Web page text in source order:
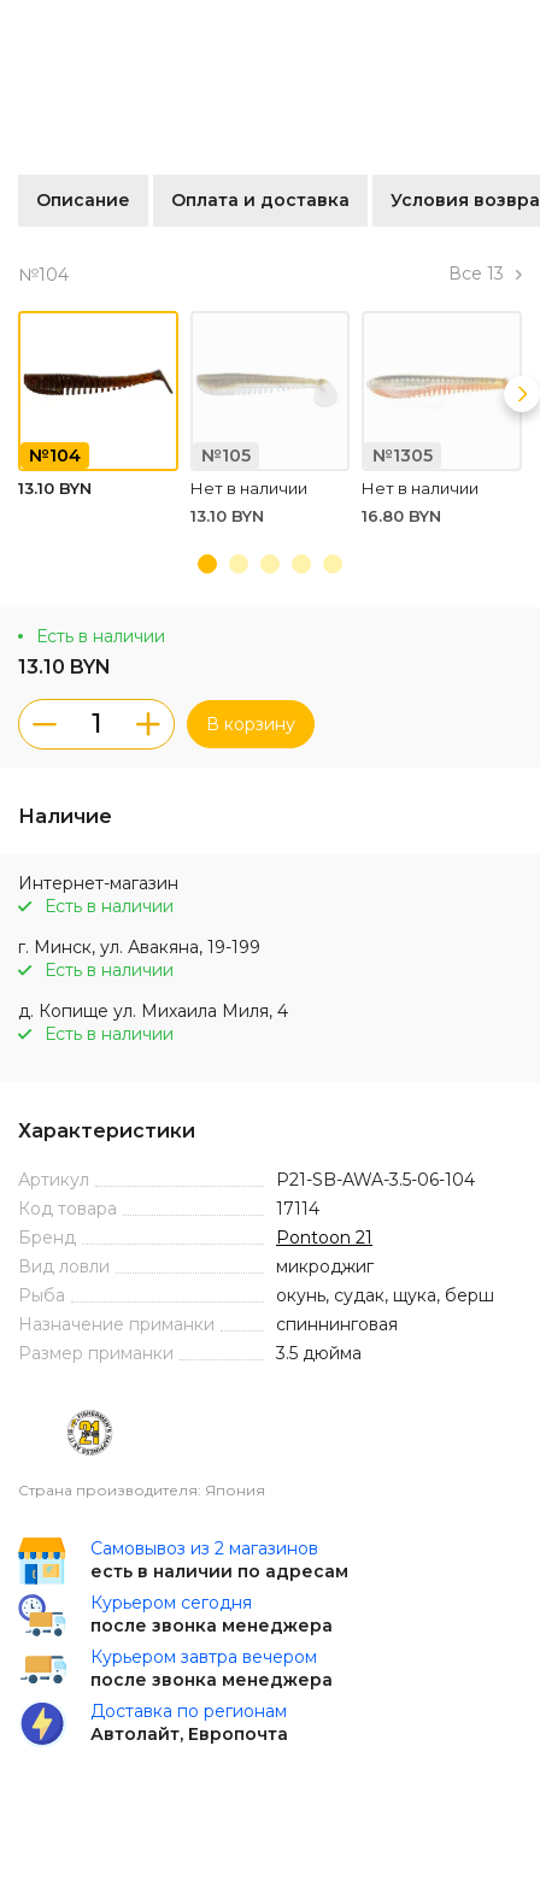
Описание Оплата и доставка Условия
№104 Все 13
№104
13.10 BYN
№105
Нет в наличии
13.10 BYN
№1305
Нет в наличии
16.80 BYN
Есть в наличии
13.10 BYN
В корзину
Наличие
Интернет-магазин
Есть в наличии
г. Минск, ул. Авакяна, 19-199
Есть в наличии
д. Копище ул. Михаила Миля, 4
Есть в наличии
Характеристики
Артикул
P21-SB-AWA-3.5-06-104
Код товара
17114
Бренд
Pontoon 21
Вид ловли
микроджиг
Рыба
окунь, судак, щука, берш
Назначение приманки
спиннинговая
Размер приманки
3.5 дюйма
Страна производителя: Япония
Самовывоз из 2 магазинов
есть в наличии по адресам
Курьером сегодня
после звонка менеджера
Курьером завтра вечером
после звонка менеджера
Доставка по регионам
Автолайт, Европочта